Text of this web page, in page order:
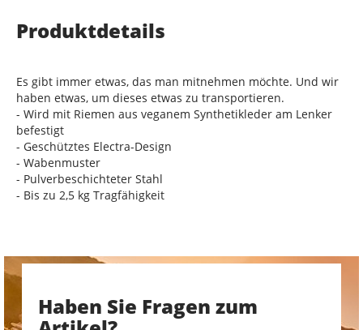
Produktdetails
Es gibt immer etwas, das man mitnehmen möchte. Und wir
haben etwas, um dieses etwas zu transportieren.
- Wird mit Riemen aus veganem Synthetikleder am Lenker
befestigt
- Geschütztes Electra-Design
- Wabenmuster
- Pulverbeschichteter Stahl
- Bis zu 2,5 kg Tragfähigkeit
Haben Sie Fragen zum